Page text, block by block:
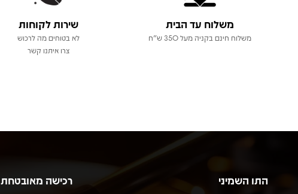
משלוח עד הבית
משלוח חינם בקניה מעל 350 ש"ח
שירות לקוחות
לא בטוחים מה לרכוש
צרו איתנו קשר
התו השמיני רכישה מאובטחת